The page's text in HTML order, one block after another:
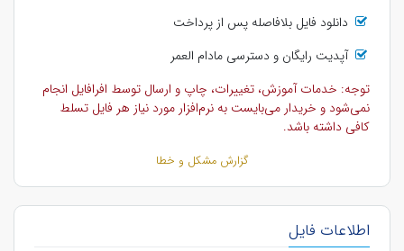
دانلود فایل بلافاصله پس از پرداخت
آپدیت رایگان و دسترسی مادام العمر
توجه: خدمات آموزش، تغییرات، چاپ و ارسال توسط افرافایل انجام
نمی‌شود و خریدار می‌بایست به نرم‌افزار مورد نیاز هر فایل تسلط
کافی داشته باشد.
گزارش مشکل و خطا
اطلاعات فایل